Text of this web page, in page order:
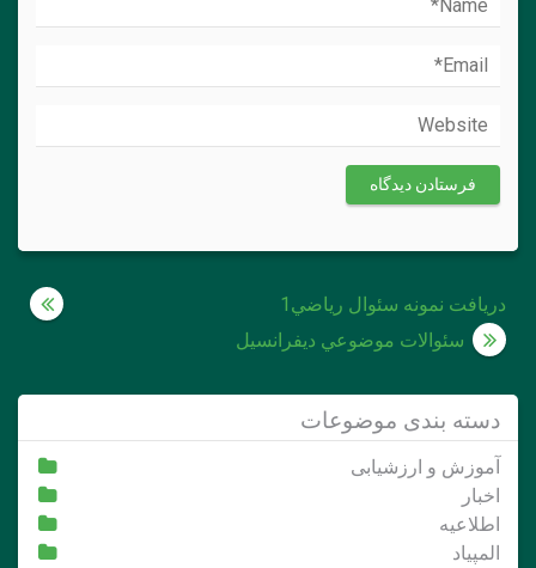
راهبری
نوشته
دريافت نمونه سئوال رياضي1
سئوالات موضوعي ديفرانسيل
دسته بندی موضوعات
آموزش و ارزشیابی
اخبار
اطلاعیه
المپیاد